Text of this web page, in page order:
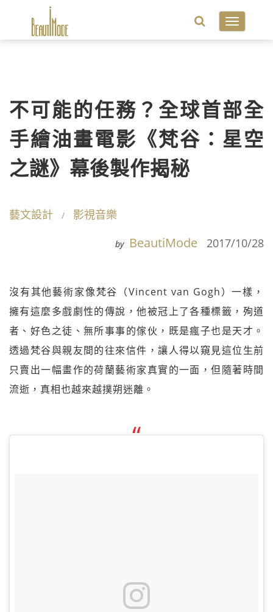
Toggle
不可能的任務？全球首部全
手繪油畫電影《梵谷：星空
之謎》幕後製作揭秘
藝文設計 影視音樂
by BeautiMode 2017/10/28
沒有其他藝術家像梵谷（Vincent van Gogh）一樣，
擁有這麼多戲劇性的傳說，他被冠上了各種標籤，殉道
者、好色之徒、無所事事的傢伙，既是瘋子也是天才。
透過梵谷與親友間的往來信件，讓人得以窺見這位生前
只賣出一幅畫作的荷蘭藝術家真實的一面，但隨著時間
流逝，真相也越來越撲朔迷離。